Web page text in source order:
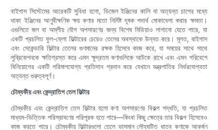
বাইপাস সিস্টেমের আরেকটি সুবিধা হলো, ডিজেল ইঞ্জিনের কালি বা অত্যন্ত চাপের মধ্যে
থাকা ইঞ্জিনের আণুবীক্ষণিক ক্ষয় কণার মতো নির্দিষ্ট দূষক পদার্থ মোকাবেলা করার ক্ষমতা।
এগুলিতে জল বা অম্লীয় যৌগ অপসারণের জন্য বিশেষ মিডিয়াও লাগানো যেতে পারে, যা
একটি প্রচলিত ফুল-ফ্লো ফিল্টারের চেয়েও তেলের অবস্থাকে উন্নত করে। মূলত, বাইপাস
এবং সেকেন্ডারি ফিল্টার তেলের গুণমানের রক্ষক হিসেবে কাজ করে, যা সময়ের সাথে সাথে
লুব্রিকেশনকে ক্ষতিগ্রস্ত করে এমন ক্ষুদ্রতম কণাগুলিকে আটকে রাখে এবং এমন পরিবেশে
বিনিয়োগের একটি পরিমাপযোগ্য প্রতিদান প্রদান করে যেখানে যন্ত্রপাতির নির্ভরযোগ্যতা
অত্যন্ত গুরুত্বপূর্ণ।
চৌম্বকীয় এবং কেন্দ্রাতিগ তেল ফিল্টার
চৌম্বকীয় এবং কেন্দ্রাতিগ তেল ফিল্টার হলো কণা অপসারণের বিকল্প পদ্ধতি, যা প্রচলিত
মাধ্যম-ভিত্তিক পরিস্রাবণের পরিপূরক হতে পারে—কিংবা কিছু ক্ষেত্রে তার বিকল্প হিসেবেও
কাজ করতে পারে। চৌম্বকীয় ফিল্টারগুলো তেলে ভাসমান লৌহঘটিত ধাতব কণাকে আকর্ষণ